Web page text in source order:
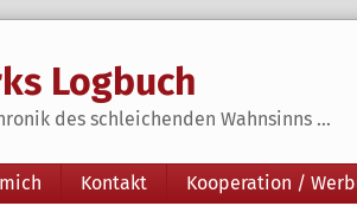
Logbuch
des schleichenden Wahnsinns ...
Kontakt Kooperation /